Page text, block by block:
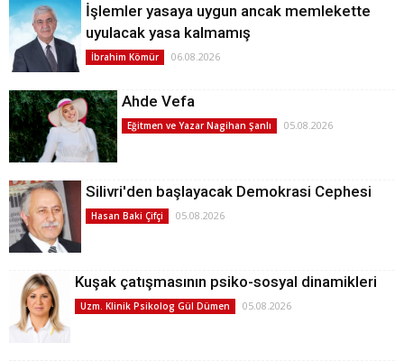
İşlemler yasaya uygun ancak memlekette
uyulacak yasa kalmamış
İbrahim Kömür 06.08.2026
Ahde Vefa
Eğitmen ve Yazar Nagihan Şanlı 05.08.2026
Silivri'den başlayacak Demokrasi Cephesi
Hasan Baki Çifçi 05.08.2026
Kuşak çatışmasının psiko-sosyal dinamikleri
Uzm. Klinik Psikolog Gül Dümen 05.08.2026